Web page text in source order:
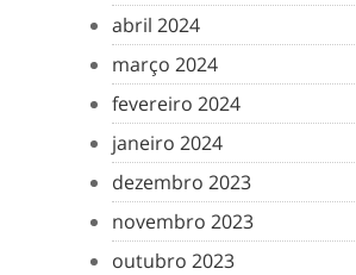
abril 2024
março 2024
fevereiro 2024
janeiro 2024
dezembro 2023
novembro 2023
outubro 2023